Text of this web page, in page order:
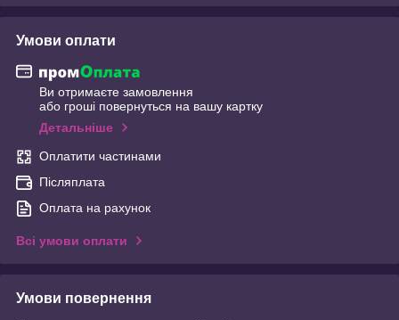
Умови оплати
Ви отримаєте замовлення
або гроші повернуться на вашу картку
Детальніше
Оплатити частинами
Післяплата
Оплата на рахунок
Всі умови оплати
Умови повернення